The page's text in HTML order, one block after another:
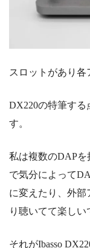
スロットがあり
DX220の特筆する
す。
私は複数のDAP
で気分によって
に変えたり、外部
り聴いてて楽しい
それがIbasso